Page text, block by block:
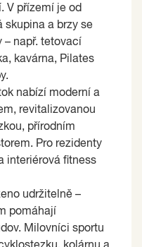
V přízemí je od
skupina a brzy se
– např. tetovací
kavárna, Pilates
nabízí moderní a
revitalizovanou
přírodním
Pro rezidenty
interiérová fitness
udržitelně –
pomáhají
Milovníci sportu